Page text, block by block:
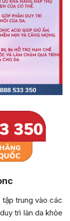
trung vào các
trì làn da khỏe